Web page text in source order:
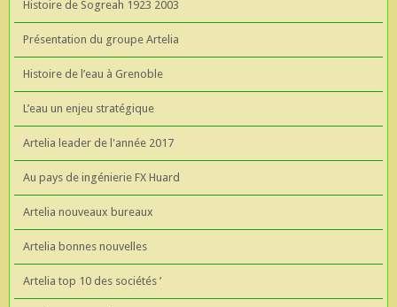
Histoire de Sogreah 1923 2003
Présentation du groupe Artelia
Histoire de l’eau à Grenoble
L’eau un enjeu stratégique
Artelia leader de l'année 2017
Au pays de ingénierie FX Huard
Artelia nouveaux bureaux
Artelia bonnes nouvelles
Artelia top 10 des sociétés ’